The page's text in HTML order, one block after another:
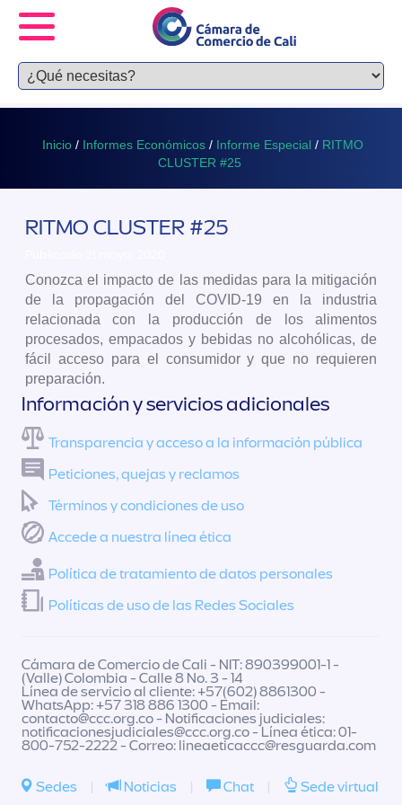
Inicio / Informes Económicos / Informe Especial / RITMO
CLUSTER #25
RITMO CLUSTER #25
Conozca el impacto de las medidas para la mitigación
de la propagación del COVID-19 en la industria
relacionada con la producción de los alimentos
procesados, empacados y bebidas no alcohólicas, de
fácil acceso para el consumidor y que no requieren
preparación.
Información y servicios adicionales
Transparencia y acceso a la información pública
Peticiones, quejas y reclamos
Términos y condiciones de uso
Accede a nuestra línea ética
Política de tratamiento de datos personales
Políticas de uso de las Redes Sociales
Cámara de Comercio de Cali - NIT: 890399001-1 -
(Valle) Colombia - Calle 8 No. 3 - 14
Línea de servicio al cliente: +57(602) 8861300 -
WhatsApp: +57 318 886 1300 - Email:
contacto@ccc.org.co- Notificaciones judiciales:
notificacionesjudiciales@ccc.org.co- Línea ética: 01-
800-752-2222 - Correo: lineaeticaccc@resguarda.com
Sedes | Noticias | Chat | Sede virtual